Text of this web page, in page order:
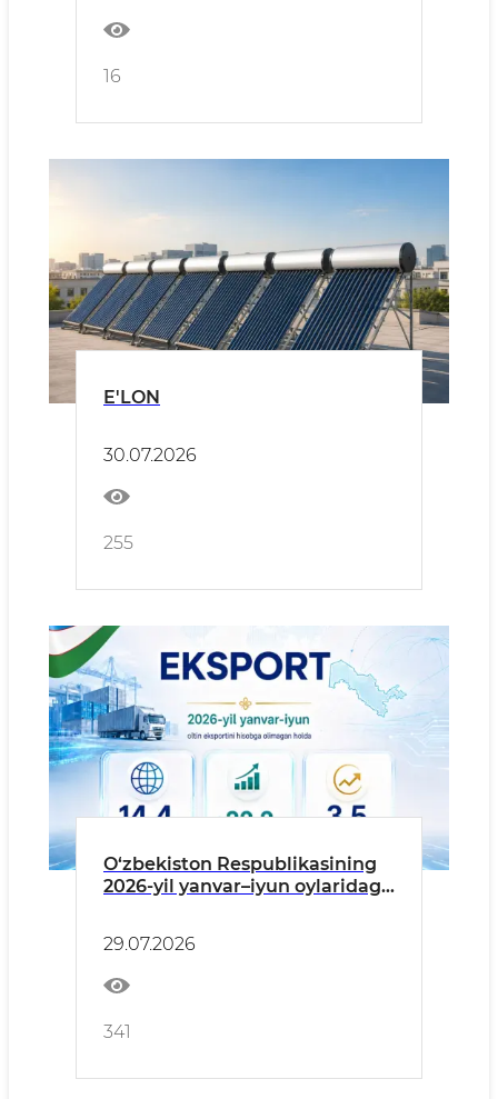
16
E'LON
30.07.2026
255
O‘zbekiston Respublikasining
2026-yil yanvar–iyun oylaridagi
hisobga olinmagan holda)
29.07.2026
341